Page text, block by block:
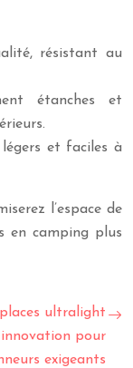
résistant au
étanches et
légers et faciles à
l’espace de
en camping plus
places ultralight
pour
exigeants